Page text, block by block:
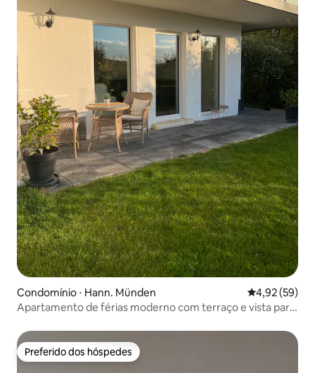
Condomínio ⋅ Hann. Münden 4,92 de uma
4,92 (59)
Apartamento de férias moderno com terraço e vista para
Preferido dos hóspedes
Preferido dos hóspedes